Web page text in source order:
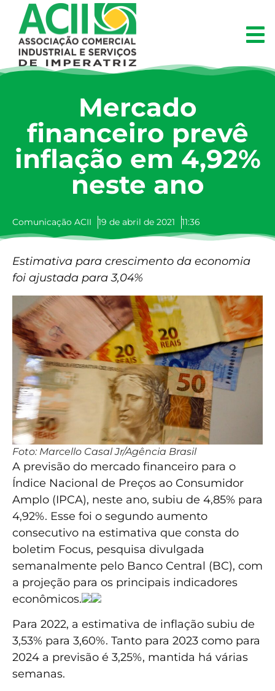
Mercado
financeiro prevê
inflação em 4,92%
neste ano
Comunicação ACII 19 de abril de 2021 11:36
Estimativa para crescimento da economia
foi ajustada para 3,04%
Foto: Marcello Casal Jr/Agência Brasil
A previsão do mercado financeiro para o
Índice Nacional de Preços ao Consumidor
Amplo (IPCA), neste ano, subiu de 4,85% para
4,92%. Esse foi o segundo aumento
consecutivo na estimativa que consta do
boletim Focus, pesquisa divulgada
semanalmente pelo Banco Central (BC), com
a projeção para os principais indicadores
econômicos.
Para 2022, a estimativa de inflação subiu de
3,53% para 3,60%. Tanto para 2023 como para
2024 a previsão é 3,25%, mantida há várias
semanas.